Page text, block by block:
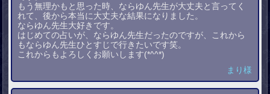
もう無理かもと思った時、ならゆん先生が大丈夫と言ってく
れて、後から本当に大丈夫な結果になりました。
ならゆん先生大好きです。
はじめての占いが、ならゆん先生だったのですが、これから
もならゆん先生ひとすじで行きたいです笑。
これからもよろしくお願いします(*^^*)
まり様